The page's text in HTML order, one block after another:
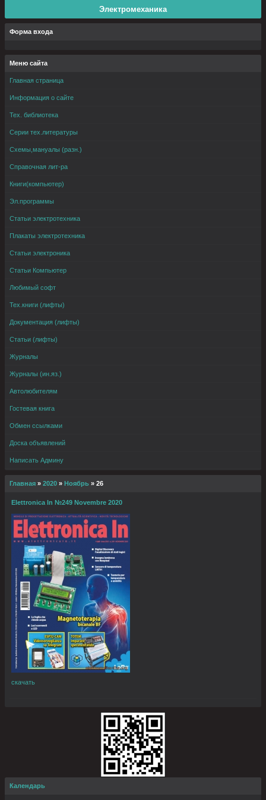
Электромеханика
Форма входа
Меню сайта
Главная страница
Информация о сайте
Тех. библиотека
Серии тех.литературы
Схемы,мануалы (разн.)
Справочная лит-ра
Книги(компьютер)
Эл.программы
Статьи электротехника
Плакаты электротехника
Статьи электроника
Статьи Компьютер
Любимый софт
Тех.книги (лифты)
Документация (лифты)
Статьи (лифты)
Журналы
Журналы (ин.яз.)
Автолюбителям
Гостевая книга
Обмен ссылками
Доска объявлений
Написать Админу
Главная » 2020 » Ноябрь » 26
Elettronica In №249 Novembre 2020
скачать
Календарь